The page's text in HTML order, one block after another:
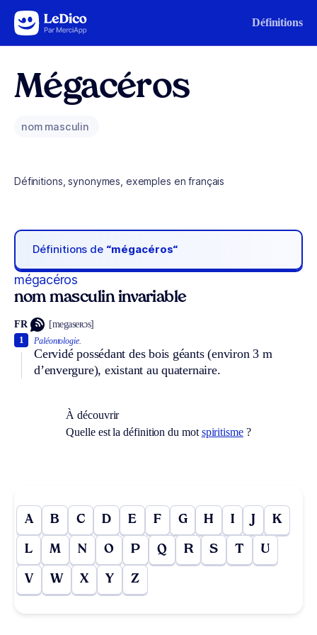
Aller au contenu Définitions
Mégacéros
nom masculin
Définitions, synonymes, exemples en français
Définitions de “mégacéros“
mégacéros
nom masculin invariable
FR [megaseʀɔs]
Paléontologie.
Cervidé possédant des bois géants (environ 3 m
d’envergure), existant au quaternaire.
1
À découvrir
Quelle est la définition du mot spiritisme?
A B C D E F G H I J K
L M N O P Q R S T U
V W X Y Z